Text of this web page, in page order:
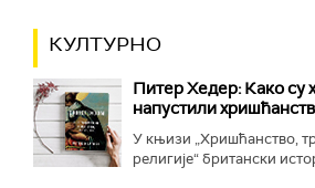
КУЛТУРНО
Питер Хедер: Како су
напустили
У књизи „Хришћанство,
религије“ британски